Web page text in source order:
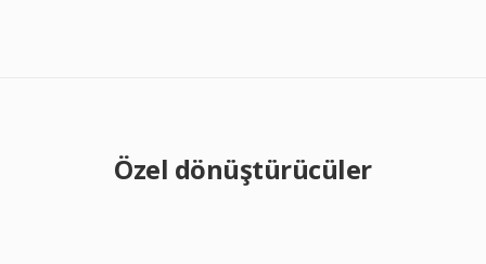
Özel dönüştürücüler